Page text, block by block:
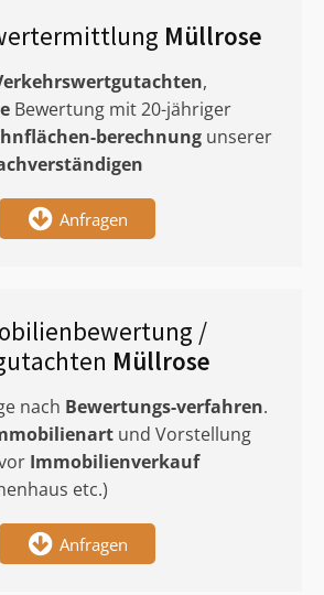
Müllrose
,
Bewertung mit 20-jähriger
berechnung unserer
Anfragen
/
Müllrose
nach Bewertungs-verfahren.
und Vorstellung
Immobilienverkauf
etc.)
Anfragen